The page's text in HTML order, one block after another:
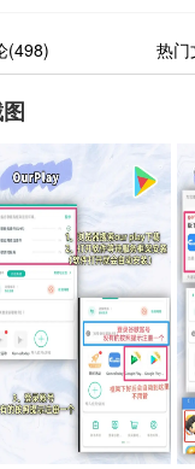
(498) 热门